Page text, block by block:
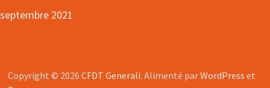
septembre 2021
Copyright © 2026 CFDT Generali. Alimenté parWordPress et